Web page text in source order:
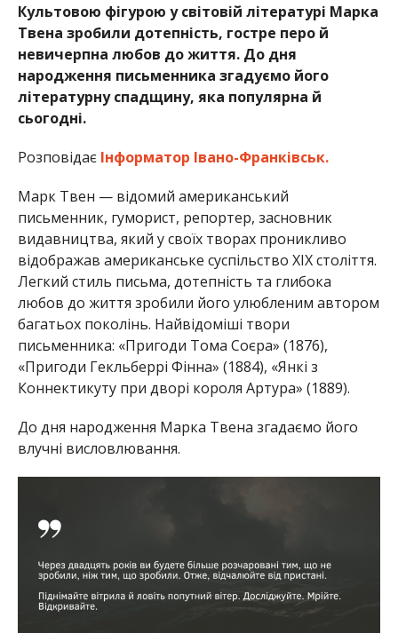
Культовою фігурою у світовій літературі Марка
Твена зробили дотепність, гостре перо й
невичерпна любов до життя. До дня
народження письменника згадуємо його
літературну спадщину, яка популярна й
сьогодні.
Розповідає Інформатор Івано-Франківськ.
Марк Твен — відомий американський
письменник, гуморист, репортер, засновник
видавництва, який у своїх творах проникливо
відображав американське суспільство XIX століття.
Легкий стиль письма, дотепність та глибока
любов до життя зробили його улюбленим автором
багатьох поколінь. Найвідоміші твори
письменника: «Пригоди Тома Соєра» (1876),
«Пригоди Гекльберрі Фінна» (1884), «Янкі з
Коннектикуту при дворі короля Артура» (1889).
До дня народження Марка Твена згадаємо його
влучні висловлювання.